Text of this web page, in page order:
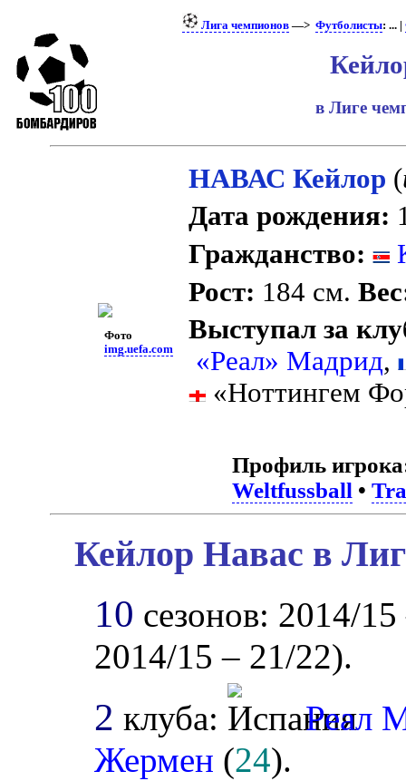
Лига чемпионов—> Футболисты: ... |
в Лиге
Фото
img.uefa.com
НАВАС Кейлор (
Дата рождения:
Гражданство:
Рост: 184 см.
Выступал за
«Реал» Мадрид,
«Ноттингем
Профиль
Weltfussball •
Кейлор Навас в
10 сезонов: 2014/
2014/15 – 21/22).
2 клуба:
Реал
Жермен (24).